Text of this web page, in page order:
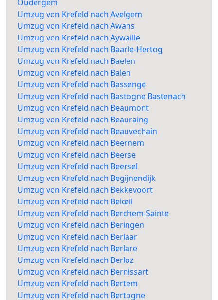
Oudergem
Umzug von Krefeld nach Avelgem
Umzug von Krefeld nach Awans
Umzug von Krefeld nach Aywaille
Umzug von Krefeld nach Baarle-Hertog
Umzug von Krefeld nach Baelen
Umzug von Krefeld nach Balen
Umzug von Krefeld nach Bassenge
Umzug von Krefeld nach Bastogne Bastenach
Umzug von Krefeld nach Beaumont
Umzug von Krefeld nach Beauraing
Umzug von Krefeld nach Beauvechain
Umzug von Krefeld nach Beernem
Umzug von Krefeld nach Beerse
Umzug von Krefeld nach Beersel
Umzug von Krefeld nach Begijnendijk
Umzug von Krefeld nach Bekkevoort
Umzug von Krefeld nach Belœil
Umzug von Krefeld nach Berchem-Sainte
Umzug von Krefeld nach Beringen
Umzug von Krefeld nach Berlaar
Umzug von Krefeld nach Berlare
Umzug von Krefeld nach Berloz
Umzug von Krefeld nach Bernissart
Umzug von Krefeld nach Bertem
Umzug von Krefeld nach Bertogne